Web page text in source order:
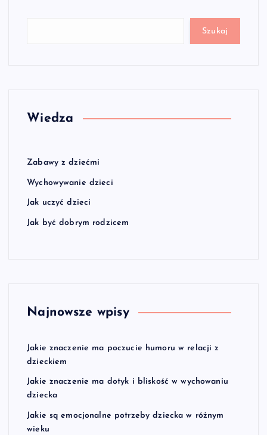
Szukaj
Wiedza
Zabawy z dziećmi
Wychowywanie dzieci
Jak uczyć dzieci
Jak być dobrym rodzicem
Najnowsze wpisy
Jakie znaczenie ma poczucie humoru w relacji z
dzieckiem
Jakie znaczenie ma dotyk i bliskość w wychowaniu
dziecka
Jakie są emocjonalne potrzeby dziecka w różnym
wieku